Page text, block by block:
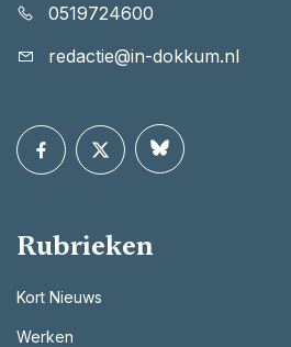
0519724600
redactie@in-dokkum.nl
Rubrieken
Kort Nieuws
Werken